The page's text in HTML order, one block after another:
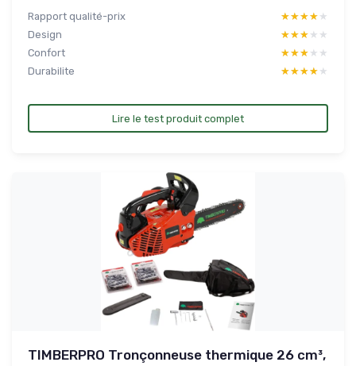
Rapport qualité-prix ★★★★★
★★★★★
Design
★★★★★
★★★★★
Confort
★★★★★
★★★★★
Durabilite
★★★★★
★★★★★
Lire le test produit complet
TIMBERPRO Tronçonneuse thermique 26 cm³,